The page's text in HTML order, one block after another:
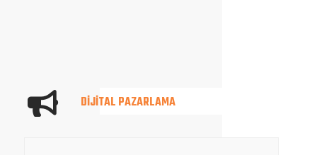
DIJITAL PAZARLAMA